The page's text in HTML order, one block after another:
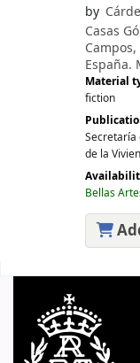
by
Casas
España.
Material
fiction
Secretaría
de la
Bellas